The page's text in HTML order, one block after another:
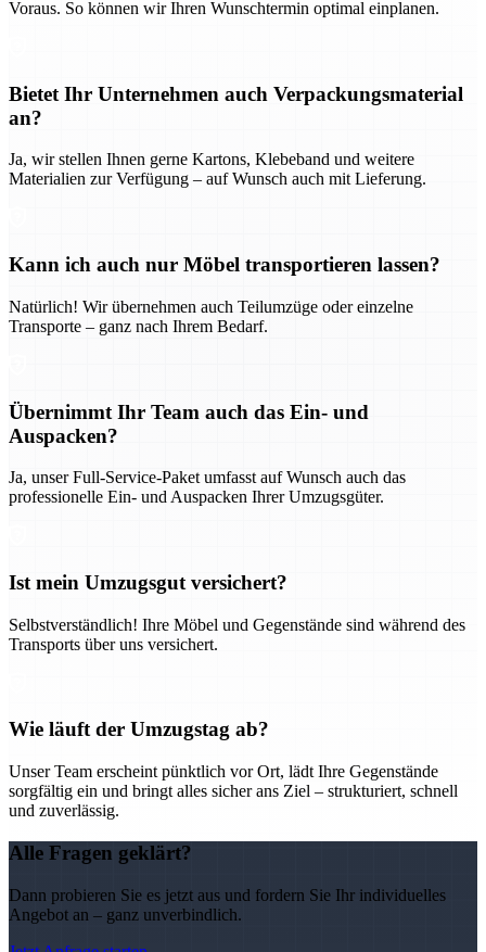
Voraus. So können wir Ihren Wunschtermin optimal einplanen.
Bietet Ihr Unternehmen auch Verpackungsmaterial
an?
Ja, wir stellen Ihnen gerne Kartons, Klebeband und weitere
Materialien zur Verfügung – auf Wunsch auch mit Lieferung.
Kann ich auch nur Möbel transportieren lassen?
Natürlich! Wir übernehmen auch Teilumzüge oder einzelne
Transporte – ganz nach Ihrem Bedarf.
Übernimmt Ihr Team auch das Ein- und
Auspacken?
Ja, unser Full-Service-Paket umfasst auf Wunsch auch das
professionelle Ein- und Auspacken Ihrer Umzugsgüter.
Ist mein Umzugsgut versichert?
Selbstverständlich! Ihre Möbel und Gegenstände sind während des
Transports über uns versichert.
Wie läuft der Umzugstag ab?
Unser Team erscheint pünktlich vor Ort, lädt Ihre Gegenstände
sorgfältig ein und bringt alles sicher ans Ziel – strukturiert, schnell
und zuverlässig.
Alle Fragen geklärt?
Dann probieren Sie es jetzt aus und fordern Sie Ihr individuelles
Angebot an – ganz unverbindlich.